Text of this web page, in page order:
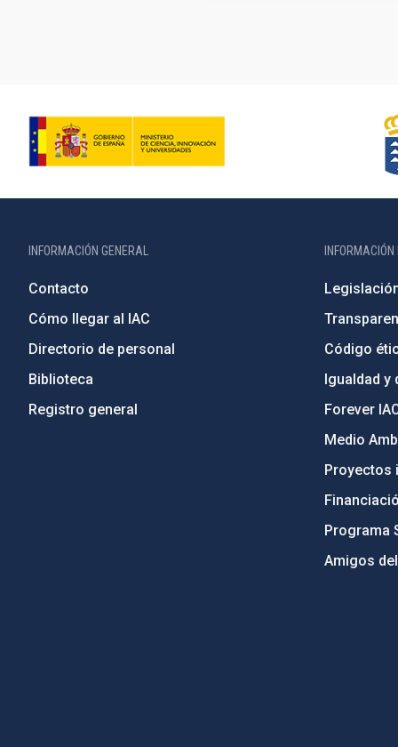
INFORMACIÓN GENERAL
Contacto
Cómo llegar al IAC
Directorio de personal
Biblioteca
Registro general
Código
Igualdad
Forever
Medio
Proyectos
Programa
Amigos